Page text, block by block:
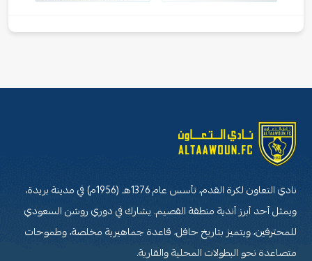
نادي التعاون لكرة القدم، تأسس عام 1376هـ (1956م) في مدينة بريدة،
ويمثل أحد أبرز أندية منطقة القصيم. يشارك في دوري روشن السعودي
للمحترفين، ويتميز بتاريخ حافل، قاعدة جماهيرية مخلصة، وطموحات
متصاعدة نحو البطولات المحلية والقارية.